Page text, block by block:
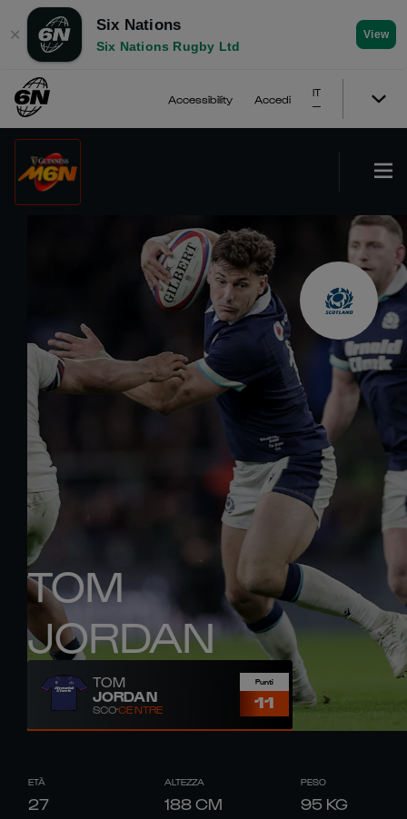
✕
Six Nations
Six Nations Rugby Ltd
View
Accessibility Accedi
IT
TOM
JORDAN
TOM
JORDAN
SCOCENTRE
Punti
11
ETÀ
27
ALTEZZA
188CM
PESO
95 KG